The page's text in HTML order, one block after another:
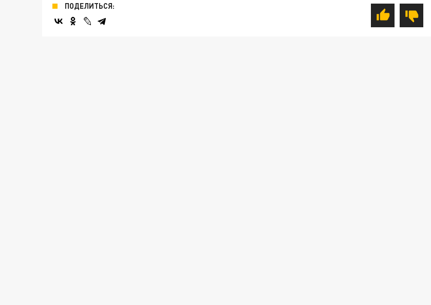
ПОДЕЛИТЬСЯ: